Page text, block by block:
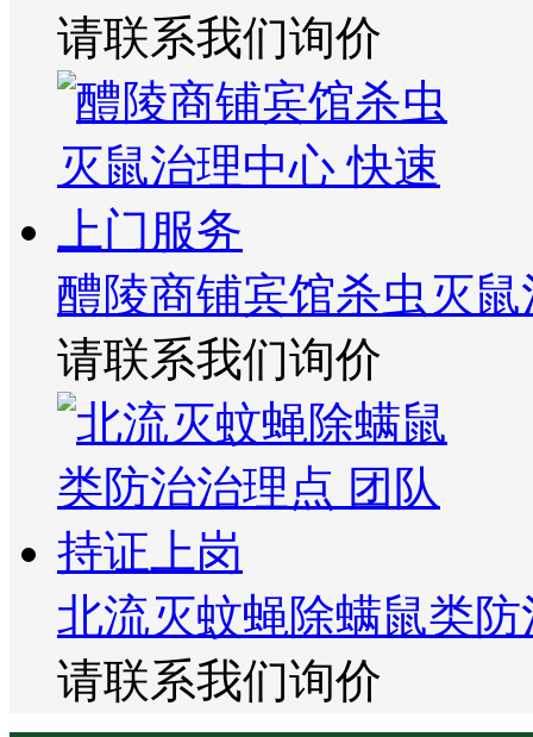
请联系我们询价
醴陵商铺宾馆杀虫灭
请联系我们询价
北流灭蚊蝇除螨鼠类
请联系我们询价